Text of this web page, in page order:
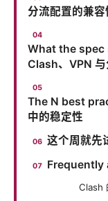
分流配置的兼
What the
Clash、VPN
The N best
中的稳定性
这个周就先
Frequently
Clash